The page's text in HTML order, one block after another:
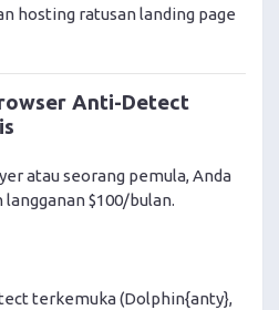
hosting ratusan landing page
Anti-Detect
atau seorang pemula, Anda
$100/bulan.
terkemuka (Dolphin{anty},